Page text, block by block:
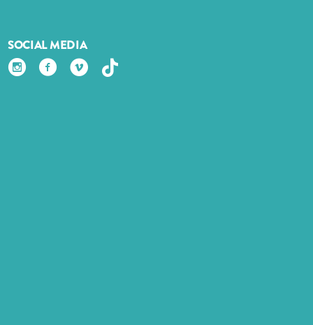
SOCIAL MEDIA